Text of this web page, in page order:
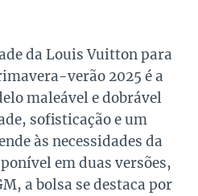
da Louis Vuitton para
verão 2025 é a
maleável e dobrável
sofisticação e um
às necessidades da
em duas versões,
a bolsa se destaca por